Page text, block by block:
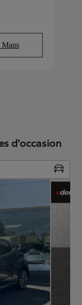
Maps
tab)
d'occasion